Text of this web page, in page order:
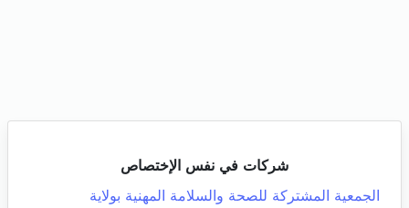
شركات في نفس الإختصاص
الجمعية المشتركة للصحة والسلامة المهنية بولاية